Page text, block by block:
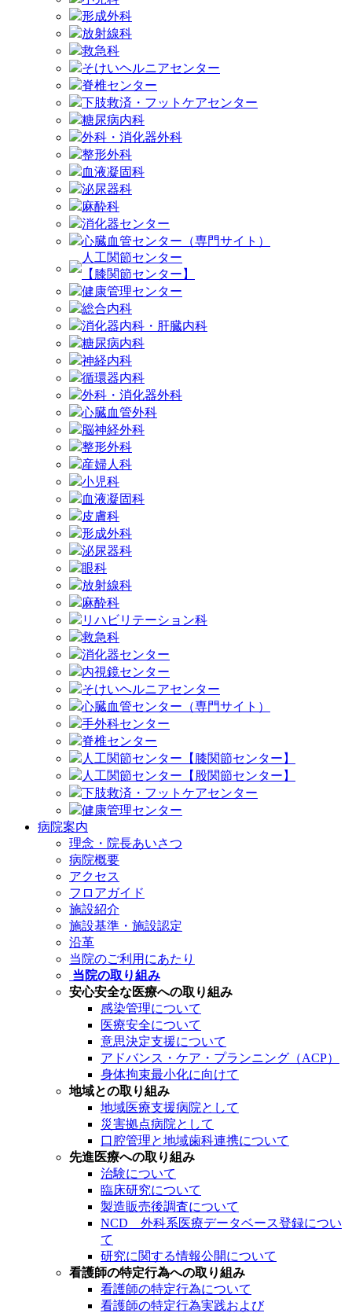
形成外科
放射線科
救急科
そけいヘルニアセンター
脊椎センター
下肢救済・フットケアセンター
糖尿病内科
外科・消化器外科
整形外科
血液凝固科
泌尿器科
麻酔科
消化器センター
心臓血管センター（専門サイト）
人工関節センター
【膝関節センター】
健康管理センター
総合内科
消化器内科・肝臓内科
糖尿病内科
神経内科
循環器内科
外科・消化器外科
心臓血管外科
脳神経外科
整形外科
産婦人科
小児科
血液凝固科
皮膚科
形成外科
泌尿器科
眼科
放射線科
麻酔科
リハビリテーション科
救急科
消化器センター
内視鏡センター
そけいヘルニアセンター
心臓血管センター（専門サイト）
手外科センター
脊椎センター
人工関節センター【膝関節センター】
人工関節センター【股関節センター】
下肢救済・フットケアセンター
健康管理センター
病院案内
理念・院長あいさつ
病院概要
アクセス
フロアガイド
施設紹介
施設基準・施設認定
沿革
当院のご利用にあたり
当院の取り組み
安心安全な医療への取り組み
感染管理について
医療安全について
意思決定支援について
アドバンス・ケア・プランニング（ACP）
身体拘束最小化に向けて
地域との取り組み
地域医療支援病院として
災害拠点病院として
口腔管理と地域歯科連携について
先進医療への取り組み
治験について
臨床研究について
製造販売後調査について
NCD 外科系医療データベース登録につい
て
研究に関する情報公開について
看護師の特定行為への取り組み
看護師の特定行為について
看護師の特定行為実践および